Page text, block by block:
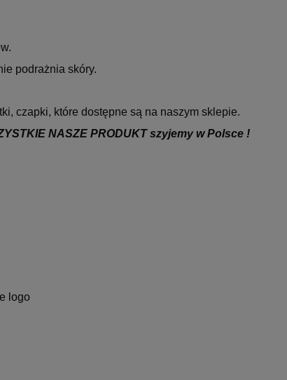
podrażnia skóry.
czapki, które dostępne są na naszym sklepie.
NASZE PRODUKT szyjemy w Polsce !
logo